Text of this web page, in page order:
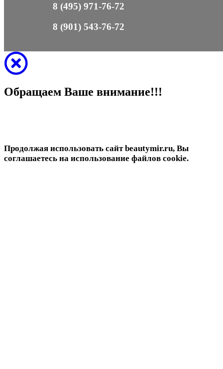
8 (495) 971-76-72
8 (901) 543-76-72
Обращаем Ваше внимание!!!
Продолжая использовать сайт beautymir.ru, Вы
соглашаетесь на использование файлов cookie.